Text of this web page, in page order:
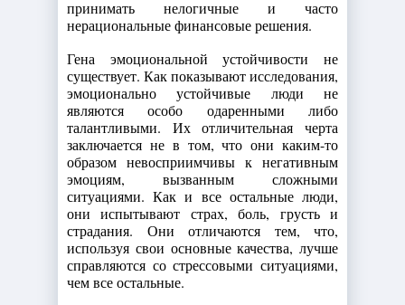
принимать нелогичные и часто
нерациональные финансовые решения.
Гена эмоциональной устойчивости не
существует. Как показывают исследования,
эмоционально устойчивые люди не
являются особо одаренными либо
талантливыми. Их отличительная черта
заключается не в том, что они каким-то
образом невосприимчивы к негативным
эмоциям, вызванным сложными
ситуациями. Как и все остальные люди,
они испытывают страх, боль, грусть и
страдания. Они отличаются тем, что,
используя свои основные качества, лучше
справляются со стрессовыми ситуациями,
чем все остальные.